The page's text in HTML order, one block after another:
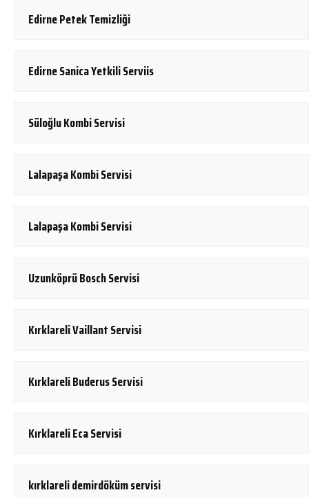
Edirne Petek Temizliği
Edirne Sanica Yetkili Serviis
Süloğlu Kombi Servisi
Lalapaşa Kombi Servisi
Lalapaşa Kombi Servisi
Uzunköprü Bosch Servisi
Kırklareli Vaillant Servisi
Kırklareli Buderus Servisi
Kırklareli Eca Servisi
kırklareli demirdöküm servisi